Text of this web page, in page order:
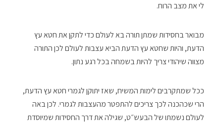
לי את מצב הרוח.
מבואר בחסידות שמתן תורה בא לעולם כדי לתקן את חטא עץ
הדעת, והיות שחטא עץ הדעת הביא עצבות לעולם לכן התורה
מצווה שיהודי צריך להיות בשמחה בכל רגע נתון.
ככל שמתקרבים לימות המשיח, שאז יתוקן לגמרי חטא עץ הדעת,
הרי שכהכנה לכך צריכים להתפטר מהעצבות לגמרי. לכן באה
לעולם נשמתו של הבעש״ט, שגילה את דרך החסידות שמיוסדת